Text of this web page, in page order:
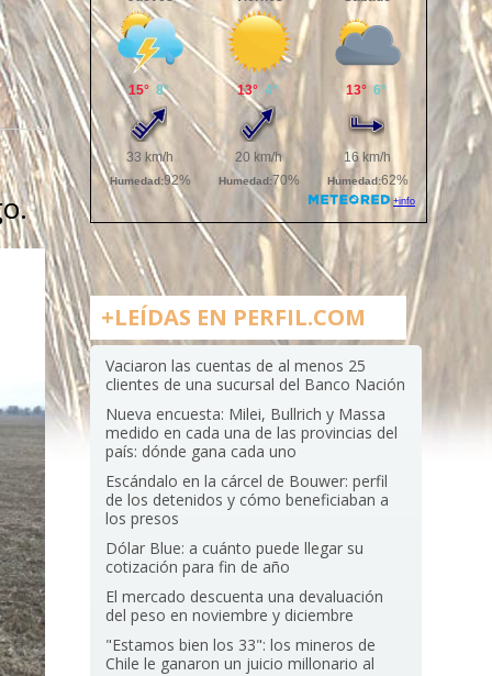
+LEÍDAS EN PERFIL.COM
Vaciaron las cuentas de al menos 25
clientes de una sucursal del Banco Nación
Nueva encuesta: Milei, Bullrich y Massa
medido en cada una de las provincias del
país: dónde gana cada uno
Escándalo en la cárcel de Bouwer: perfil
de los detenidos y cómo beneficiaban a
los presos
Dólar Blue: a cuánto puede llegar su
cotización para fin de año
El mercado descuenta una devaluación
del peso en noviembre y diciembre
"Estamos bien los 33": los mineros de
Chile le ganaron un juicio millonario al